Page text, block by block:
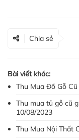
Chia sẻ
Bài viết khác:
Thu Mua Đồ Gỗ
Thu mua tủ gỗ cũ
10/08/2023
Thu Mua Nội Thất